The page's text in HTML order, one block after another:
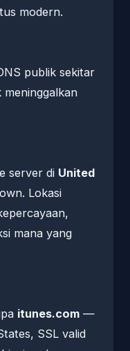
modern.
publik sekitar
server di United
Lokasi
mana yang
itunes.com —
SSL valid